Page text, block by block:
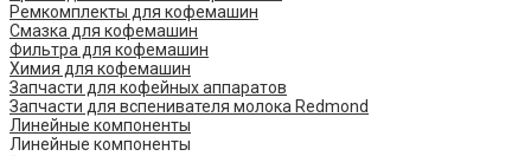
Ремкомплекты для кофемашин
Смазка для кофемашин
Фильтра для кофемашин
Химия для кофемашин
Запчасти для кофейных аппаратов
Запчасти для вспенивателя молока Redmond
Линейные компоненты
Линейные компоненты